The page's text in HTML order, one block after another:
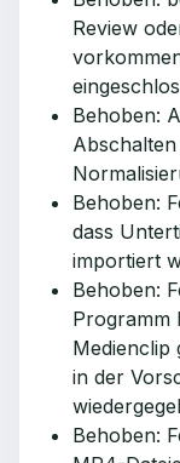
Review
Behoben:
Behoben:
dass
importiert
Behoben:
Programm
Medienclip
in der
Behoben: